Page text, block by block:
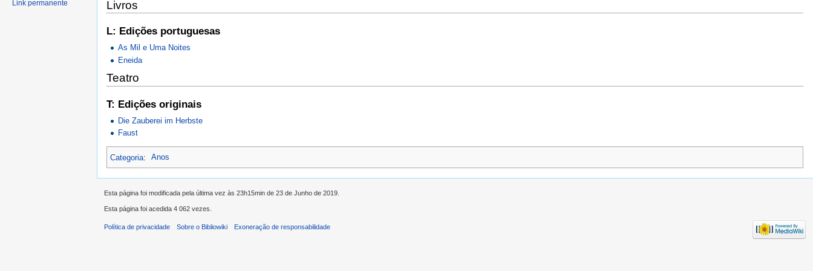
Livros
L: Edições portuguesas
As Mil e Uma Noites
Eneida
Teatro
T: Edições originais
Die Zauberei im Herbste
Faust
Categoria: Anos
Link permanente
Esta página foi modificada pela última vez às 23h15min de 23 de Junho de 2019.
Esta página foi acedida 4 062 vezes.
Política de privacidade Sobre o Bibliowiki Exoneração de responsabilidade